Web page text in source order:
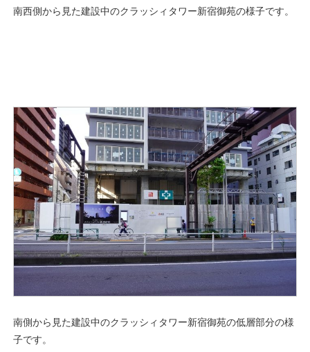
南西側から見た建設中のクラッシィタワー新宿御苑の様子です。
南側から見た建設中のクラッシィタワー新宿御苑の低層部分の様
子です。